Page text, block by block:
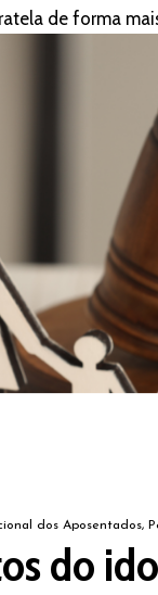
de forma
dos Aposentados,
do